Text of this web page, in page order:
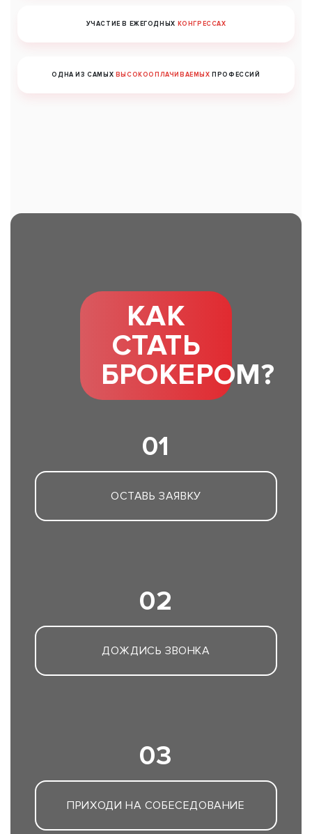
УЧАСТИЕ В ЕЖЕГОДНЫХ КОНГРЕССАХ
ОДНА ИЗ САМЫХ ВЫСОКООПЛАЧИВАЕМЫХ ПРОФЕССИЙ
КАК
СТАТЬ
БРОКЕРОМ?
01
ОСТАВЬ ЗАЯВКУ
02
ДОЖДИСЬ ЗВОНКА
03
ПРИХОДИ НА СОБЕСЕДОВАНИЕ